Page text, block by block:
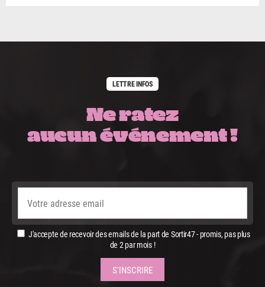
LETTRE INFOS
Ne ratez
aucun événement !
J'accepte de recevoir des emails de la part de Sortir47 - promis, pas plus
de 2 par mois !